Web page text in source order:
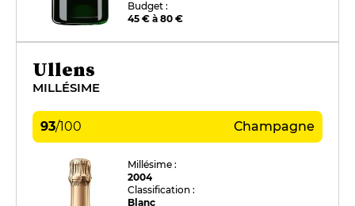
Budget :
45 € à 80 €
Ullens
MILLÉSIME
93/100 Champagne
Millésime :
2004
Classification :
Blanc